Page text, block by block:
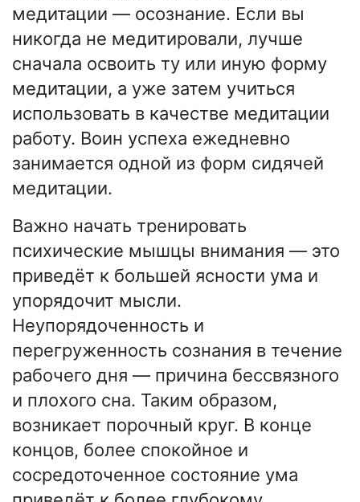
медитации — осознание. Если вы
никогда не медитировали, лучше
сначала освоить ту или иную форму
медитации, а уже затем учиться
использовать в качестве медитации
работу. Воин успеха ежедневно
занимается одной из форм сидячей
медитации.
Важно начать тренировать
психические мышцы внимания — это
приведёт к большей ясности ума и
упорядочит мысли.
Неупорядоченность и
перегруженность сознания в течение
рабочего дня — причина бессвязного
и плохого сна. Таким образом,
возникает порочный круг. В конце
концов, более спокойное и
сосредоточенное состояние ума